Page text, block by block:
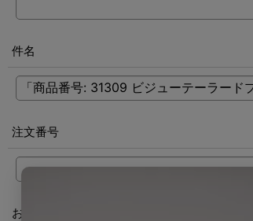
件名
注文番号
お問い合わせ内容